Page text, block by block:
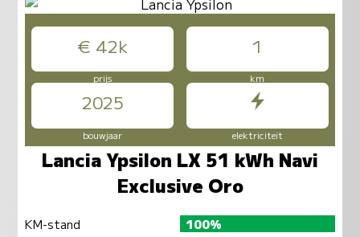
€ 42k 1
prijs km
2025
bouwjaar elektriciteit
Lancia Ypsilon LX 51 kWh Navi
Exclusive Oro
KM-stand
100%